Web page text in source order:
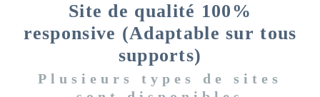
Site de qualité 100%
responsive (Adaptable sur tous
supports)
Plusieurs types de sites